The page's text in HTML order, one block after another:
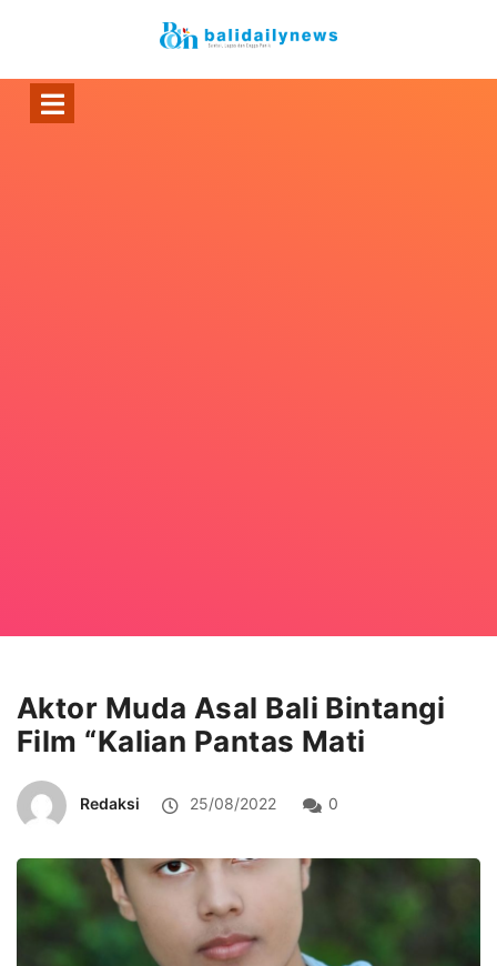
Aktor Muda Asal Bali Bintangi
Film “Kalian Pantas Mati
Redaksi 25/08/2022 0